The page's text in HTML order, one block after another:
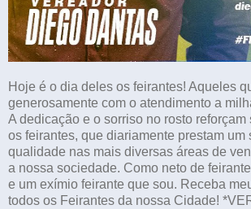
Hoje é o dia deles os feirantes! Aqueles
generosamente com o atendimento a
A dedicação e o sorriso no rosto reforçam
os feirantes, que diariamente prestam um
qualidade nas mais diversas áreas de
a nossa sociedade. Como neto de
e um exímio feirante que sou. Receba
todos os Feirantes da nossa Cidade!